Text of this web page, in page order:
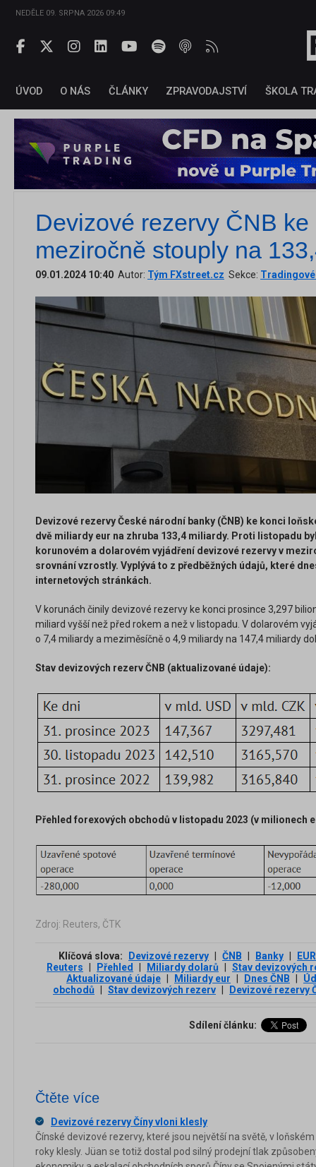
NEDĚLE 09. SRPNA 2026 09:49
ÚVOD O NÁS ČLÁNKY ZPRAVODAJSTVÍ ŠKOLA
Devizové rezervy ČNB
meziročně stouply na
09.01.2024 10:40 Autor: Tým FXstreet.cz Sekce: Tradingové
Devizové rezervy České národní banky (ČNB) ke konci
dvě miliardy eur na zhruba 133,4 miliardy. Proti listopadu
korunovém a dolarovém vyjádření devizové rezervy v
srovnání vzrostly. Vyplývá to z předběžných údajů, které
internetových stránkách.
V korunách činily devizové rezervy ke konci prosince 3,297
miliard vyšší než před rokem a než v listopadu. V dolarovém
o 7,4 miliardy a meziměsíčně o 4,9 miliardy na 147,4 miliardy
Stav devizových rezerv ČNB (aktualizované údaje):
Přehled forexových obchodů v listopadu 2023 (v milionech
Zdroj: Reuters, ČTK
Klíčová slova: Devizové rezervy ČNB Banky
EUR
Reuters
Přehled Miliardy dolarů
Stav devizových
Aktualizované údaje
Miliardy eur Dnes ČNB
obchodů
Stav devizových rezerv Devizové rezervy
Sdílení článku:
Čtěte více
Devizové rezervy Číny vloni klesly
Čínské devizové rezervy, které jsou největší na světě, v
roky klesly. Jüan se totiž dostal pod silný prodejní tlak